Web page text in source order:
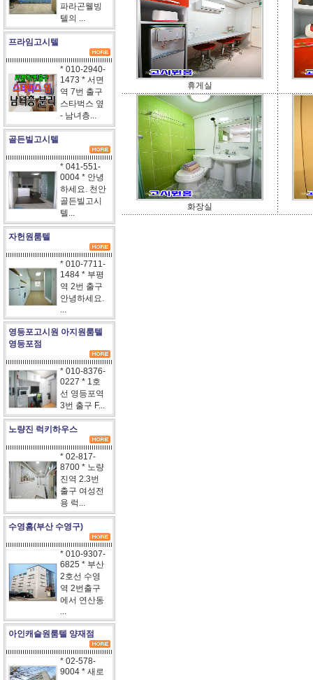
파라곤웰빙
텔의 ...
프라임고시텔
* 010-2940-
1473 * 서면
역 7번 출구
스타벅스 옆
- 남녀층...
골든빌고시텔
* 041-551-
0004 * 안녕
하세요. 천안
골든빌고시
텔...
자헌원룸텔
* 010-7711-
1484 * 부평
역 2번 출구
안녕하세요.
...
영등포고시원 아지원룸텔
영등포점
* 010-8376-
0227 * 1호
선 영등포역
3번 출구 F...
노량진 럭키하우스
* 02-817-
8700 * 노량
진역 2.3번
출구 여성전
용 럭...
수영홈(부산 수영구)
* 010-9307-
6825 * 부산
2호선 수영
역 2번출구
에서 연산동
...
아인캐슬원룸텔 양재점
* 02-578-
9004 * 새로
휴게실
화장실